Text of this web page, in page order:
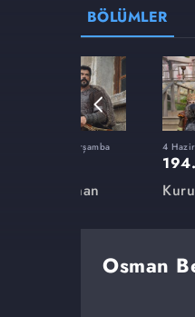
BÖLÜMLER
12 Şubat 2025, Çarşamba
Kuruluş Osman
4
Osman